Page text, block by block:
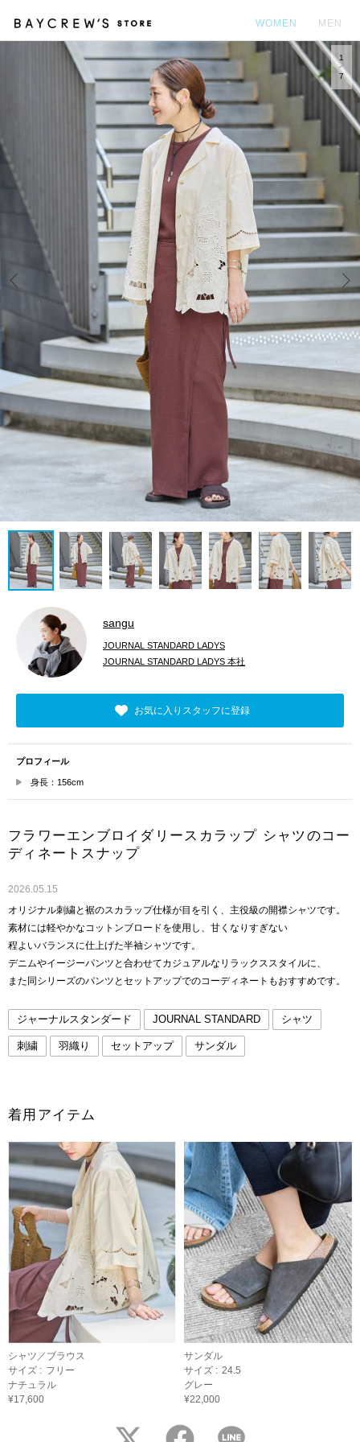
WOMEN MEN
Prev
1
7
sangu
JOURNAL STANDARD LADYS
JOURNAL STANDARD LADYS 本社
お気に入りスタッフに登録
プロフィール
身長：156cm
フラワーエンブロイダリースカラップ シャツのコー
ディネートスナップ
2026.05.15
オリジナル刺繍と裾のスカラップ仕様が目を引く、主役級の開襟シャツです。
素材には軽やかなコットンブロードを使用し、甘くなりすぎない
程よいバランスに仕上げた半袖シャツです。
デニムやイージーパンツと合わせてカジュアルなリラックススタイルに、
また同シリーズのパンツとセットアップでのコーディネートもおすすめです。
ジャーナルスタンダード JOURNAL STANDARD シャツ
刺繍 羽織り セットアップ サンダル
着用アイテム
シャツ／ブラウス
サイズ : フリー
ナチュラル
¥17,600
サンダル
サイズ : 24.5
グレー
¥22,000
twitter facebook